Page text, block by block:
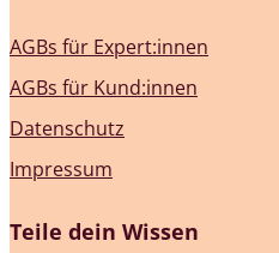
AGBs für Expert:innen
AGBs für Kund:innen
Datenschutz
Impressum
Teile dein Wissen